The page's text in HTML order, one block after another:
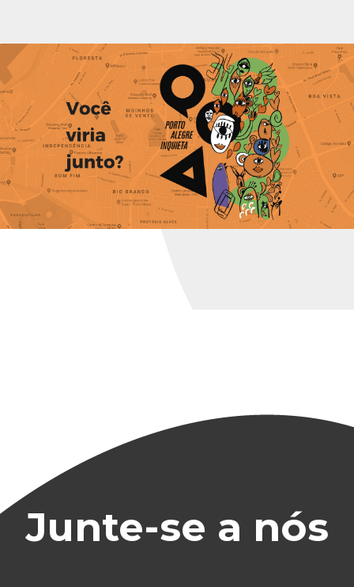
Junte-se a nós